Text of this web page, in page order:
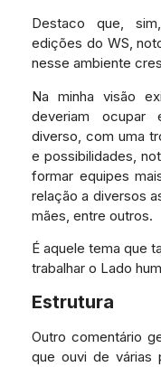
Destaco que,
edições do WS,
nesse ambiente
Na minha visão
deveriam ocupar
diverso, com uma
e possibilidades,
formar equipes
relação a diversos
mães, entre outros.
É aquele tema que
trabalhar o Lado
Estrutura
Outro comentário
que ouvi de várias